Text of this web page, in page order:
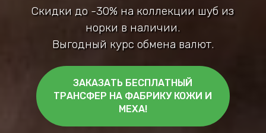
Скидки до -30% на коллекции шуб из
норки в наличии.
Выгодный курс обмена валют.
ЗАКАЗАТЬ БЕСПЛАТНЫЙ
ТРАНСФЕР НА ФАБРИКУ КОЖИ И
МЕХА!